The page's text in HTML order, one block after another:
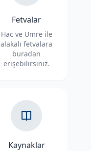
Fetvalar
Hac ve Umre ile
alakalı fetvalara
buradan
erişebilirsiniz.
Kaynaklar